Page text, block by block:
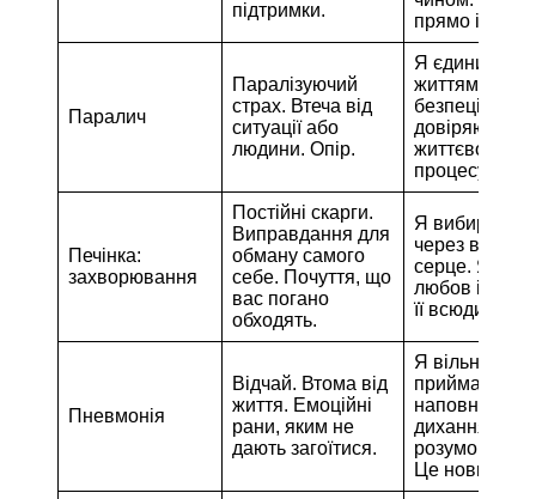
підтримки.
прямо і
Паралич
Паралізуючий
страх. Втеча від
ситуації або
людини. Опір.
Я єдиний з
життям. Я в
безпеці. Я
довіряю
життєвому
процесу.
Печінка:
захворювання
Постійні скарги.
Виправдання для
обману самого
себе. Почуття, що
вас погано
обходять.
Я вибираю
через
серце. Я
любов і
її всюди.
Пневмонія
Відчай. Втома від
життя. Емоційні
рани, яким не
дають загоїтися.
Я вільно
приймаю ідеї,
наповнені
диханням і
розумом
Це новий